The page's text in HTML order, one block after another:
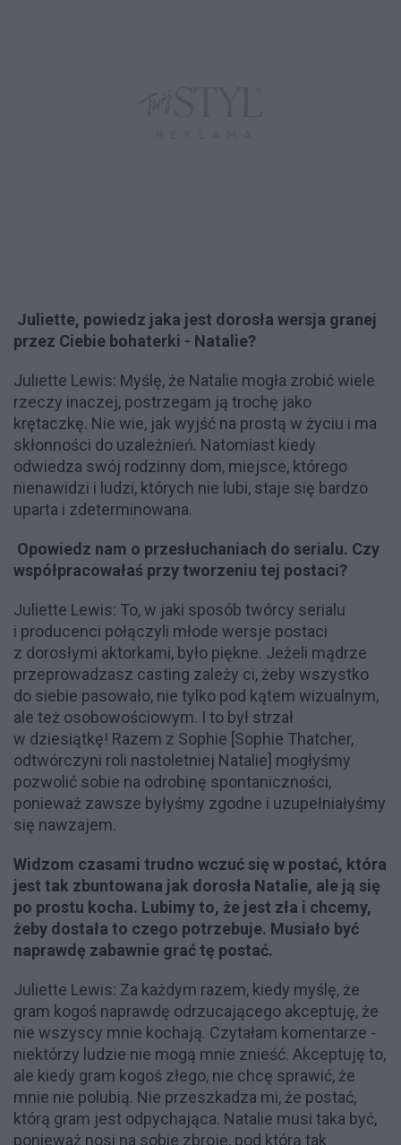
Juliette, powiedz jaka jest dorosła wersja granej
przez Ciebie bohaterki - Natalie?
Juliette Lewis: Myślę, że Natalie mogła zrobić wiele
rzeczy inaczej, postrzegam ją trochę jako
krętaczkę. Nie wie, jak wyjść na prostą w życiu i ma
skłonności do uzależnień. Natomiast kiedy
odwiedza swój rodzinny dom, miejsce, którego
nienawidzi i ludzi, których nie lubi, staje się bardzo
uparta i zdeterminowana.
Opowiedz nam o przesłuchaniach do serialu. Czy
współpracowałaś przy tworzeniu tej postaci?
Juliette Lewis: To, w jaki sposób twórcy serialu
i producenci połączyli młode wersje postaci
z dorosłymi aktorkami, było piękne. Jeżeli mądrze
przeprowadzasz casting zależy ci, żeby wszystko
do siebie pasowało, nie tylko pod kątem wizualnym,
ale też osobowościowym. I to był strzał
w dziesiątkę! Razem z Sophie [Sophie Thatcher,
odtwórczyni roli nastoletniej Natalie] mogłyśmy
pozwolić sobie na odrobinę spontaniczności,
ponieważ zawsze byłyśmy zgodne i uzupełniałyśmy
się nawzajem.
Widzom czasami trudno wczuć się w postać, która
jest tak zbuntowana jak dorosła Natalie, ale ją się
po prostu kocha. Lubimy to, że jest zła i chcemy,
żeby dostała to czego potrzebuje. Musiało być
naprawdę zabawnie grać tę postać.
Juliette Lewis: Za każdym razem, kiedy myślę, że
gram kogoś naprawdę odrzucającego akceptuję, że
nie wszyscy mnie kochają. Czytałam komentarze -
niektórzy ludzie nie mogą mnie znieść. Akceptuję to,
ale kiedy gram kogoś złego, nie chcę sprawić, że
mnie nie polubią. Nie przeszkadza mi, że postać,
którą gram jest odpychająca. Natalie musi taka być,
ponieważ nosi na sobie zbroję, pod którą tak